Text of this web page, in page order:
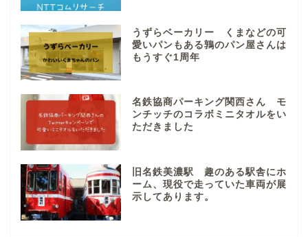
うずらベーカリー くまなどの可
愛いパンもある鶉のパン屋さんは
もうすぐ1周年
名鉄協商パーキング関西さん モ
ンチッチのコラボミニタオルをい
ただきました
旧名鉄美濃駅 趣のある駅舎にホ
ーム、現役で走っていた車両が展
示してあります。
各務原市
山県市